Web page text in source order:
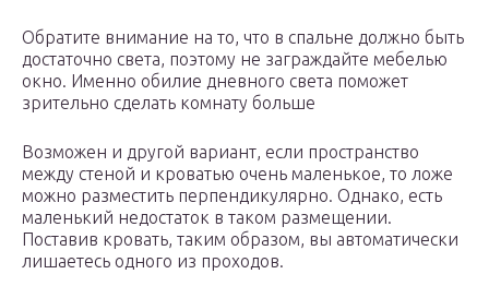
Обратите внимание на то, что в спальне должно быть
достаточно света, поэтому не заграждайте мебелью
окно. Именно обилие дневного света поможет
зрительно сделать комнату больше
Возможен и другой вариант, если пространство
между стеной и кроватью очень маленькое, то ложе
можно разместить перпендикулярно. Однако, есть
маленький недостаток в таком размещении.
Поставив кровать, таким образом, вы автоматически
лишаетесь одного из проходов.